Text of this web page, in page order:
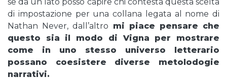
di impostazione per una collana legata al nome di
Nathan Never, dall’altro mi piace pensare che
questo sia il modo di Vigna per mostrare
come in uno stesso universo letterario
possano coesistere diverse metolodogie
narrativi.